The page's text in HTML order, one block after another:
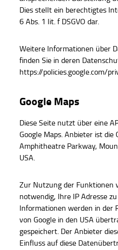
Dies stellt ein berechtigtes
6 Abs. 1 lit. f DSGVO dar.
Weitere Informationen über
finden Sie in deren
https://policies.google.com/
Google Maps
Diese Seite nutzt über eine
Google Maps. Anbieter ist die
Amphitheatre Parkway,
USA.
Zur Nutzung der Funktionen
notwendig, Ihre IP Adresse
Informationen werden in der
von Google in den USA
gespeichert. Der Anbieter
Einfluss auf diese